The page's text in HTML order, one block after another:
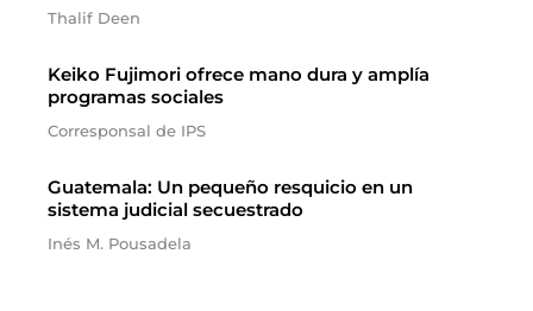
Thalif Deen
Keiko Fujimori ofrece mano dura y amplía
programas sociales
Corresponsal de IPS
Guatemala: Un pequeño resquicio en un
sistema judicial secuestrado
Inés M. Pousadela